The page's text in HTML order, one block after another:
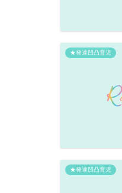
★発達凹凸育児
★発達凹凸育児